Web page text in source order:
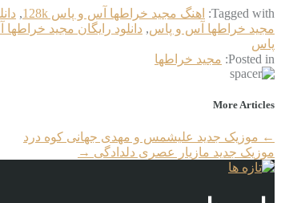
Tagged with: اهنگ مجید خراطها آس و پاس 128k ,
مجید خراطها آس و پاس, دانلود رایگان مجید
پاس
Posted in: مجید خراطها
More Articles
← موزیک جدید علیشمس و مهدی جهانی کوه درد
موزیک جدید مازیار عصری دلدادگی →